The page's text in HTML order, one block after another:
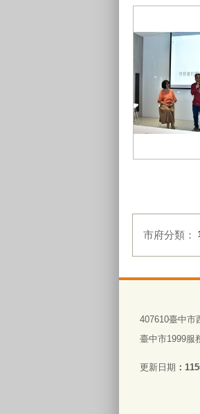
分享閱讀心得
市府分類：
407610臺中市
臺中市1999服
更新日期